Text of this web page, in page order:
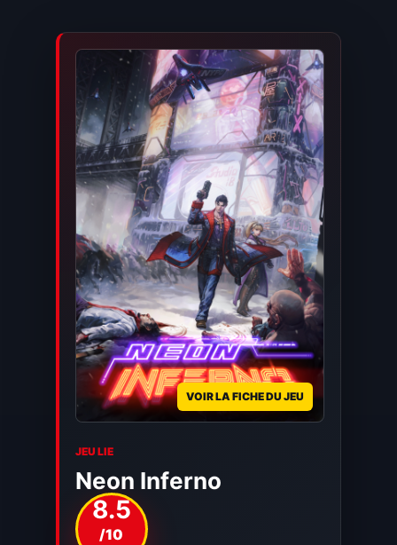
VOIR LA FICHE DU JEU
JEU LIE
Neon Inferno
8.5
/10